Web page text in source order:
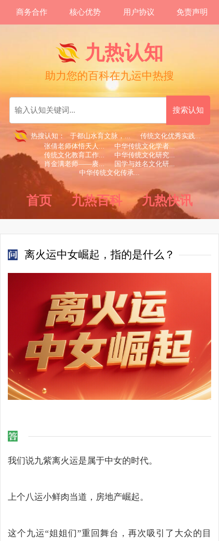
商务合作 核心优势 用户协议 免责声明
九热认知
助力您的百科在九运中热搜
热搜认知： 于都山水育文脉，...
传统文化优秀实践...
张倩老师体悟天人...
中华传统文化学者...
传统文化教育工作...
中华传统文化研究...
肖金满老师——赓...
国学与姓名文化研...
中华传统文化传承...
首页 九热百科 九热快讯
离火运中女崛起，指的是什么？
我们说九紫离火运是属于中女的时代。
上个八运小鲜肉当道，房地产崛起。
这个九运“姐姐们”重回舞台，再次吸引了大众的目